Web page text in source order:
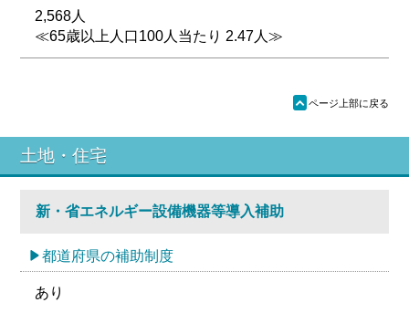
2,568人
≪65歳以上人口100人当たり 2.47人≫
ü ページ上部に戻る
土地・住宅
新・省エネルギー設備機器等導入補助
都道府県の補助制度
あり